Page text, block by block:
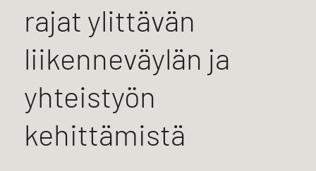
rajat ylittävän
liikenneväylän ja
yhteistyön
kehittämistä